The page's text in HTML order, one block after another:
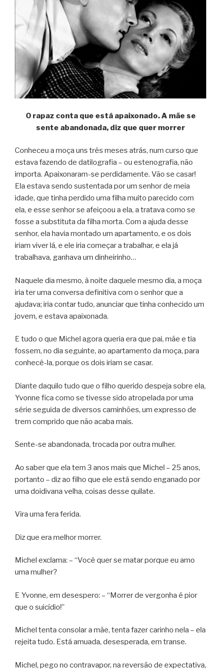
O rapaz conta que está apaixonado. A mãe se
sente abandonada, diz que quer morrer
Conheceu a moça uns três meses atrás, num curso que
estava fazendo de datilografia – ou estenografia, não
importa. Apaixonaram-se perdidamente. Vão se casar!
Ela estava sendo sustentada por um senhor de meia
idade, que tinha perdido uma filha muito parecido com
ela, e esse senhor se afeiçoou a ela, a tratava como se
fosse a substituta da filha morta. Com a ajuda desse
senhor, ela havia montado um apartamento, e os dois
iriam viver lá, e ele iria começar a trabalhar, e ela já
trabalhava, ganhava um dinheirinho…
Naquele dia mesmo, à noite daquele mesmo dia, a moça
iria ter uma conversa definitiva com o senhor que a
ajudava; iria contar tudo, anunciar que tinha conhecido um
jovem, e estava apaixonada.
E tudo o que Michel agora queria era que pai, mãe e tia
fossem, no dia seguinte, ao apartamento da moça, para
conhecê-la, porque os dois iriam se casar.
Diante daquilo tudo que o filho querido despeja sobre ela,
Yvonne fica como se tivesse sido atropelada por uma
série seguida de diversos caminhões, um expresso de
trem comprido que não acaba mais.
Sente-se abandonada, trocada por outra mulher.
Ao saber que ela tem 3 anos mais que Michel – 25 anos,
portanto – diz ao filho que ele está sendo enganado por
uma doidivana velha, coisas desse quilate.
Vira uma fera ferida.
Diz que era melhor morrer.
Michel exclama: – “Você quer se matar porque eu amo
uma mulher?
E Yvonne, em desespero: – “Morrer de vergonha é pior
que o suicídio!”
Michel tenta consolar a mãe, tenta fazer carinho nela – ela
rejeita tudo. Está amuada, desesperada, em transe.
Michel, pego no contravapor, na reversão de expectativa,